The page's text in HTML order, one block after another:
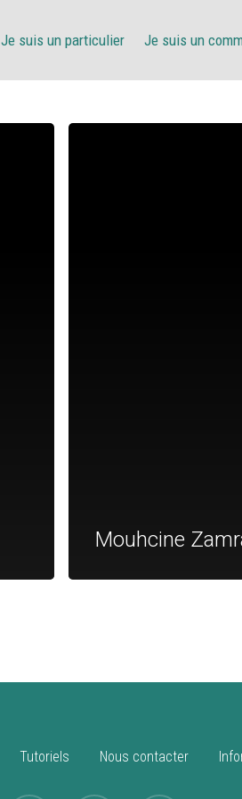
Je suis un particulier Je suis un
Mouhcine
Tutoriels Nous contacter